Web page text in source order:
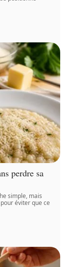
perdre sa
simple, mais
éviter que ce